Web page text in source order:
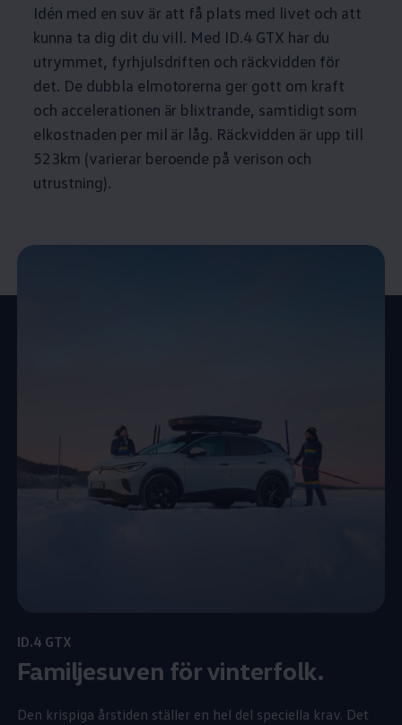
Idén med en suv är att få plats med livet och att
kunna ta dig dit du vill. Med ID.4 GTX har du
utrymmet, fyrhjulsdriften och räckvidden för
det. De dubbla elmotorerna ger gott om kraft
och accelerationen är blixtrande, samtidigt som
elkostnaden per mil är låg. Räckvidden är upp till
523km (varierar beroende på verison och
utrustning).
ID.4 GTX
Familjesuven för vinterfolk.
Den krispiga årstiden ställer en hel del speciella krav. Det